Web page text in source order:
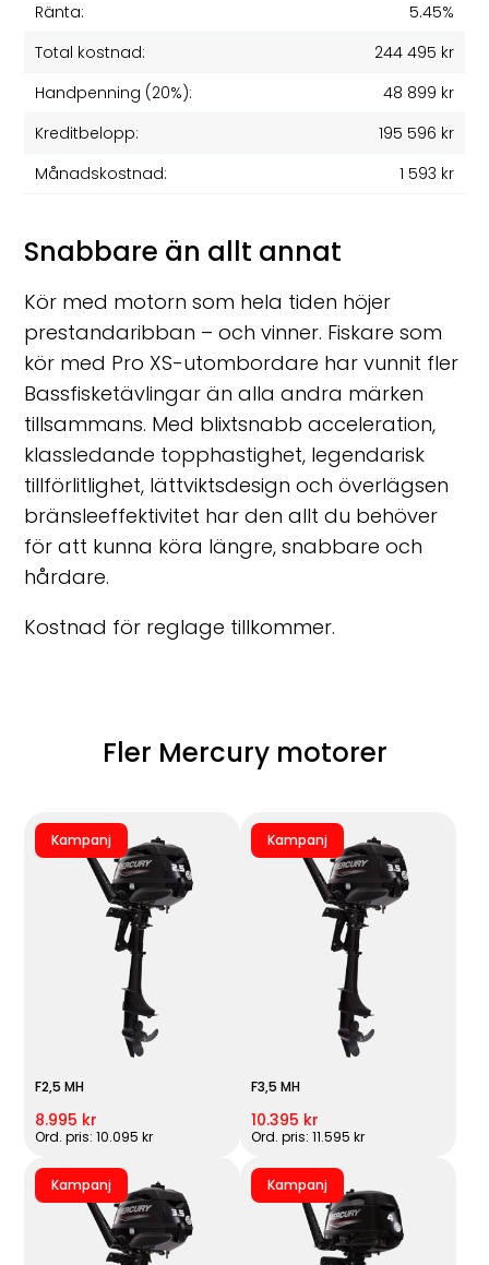
Ränta:
5.45%
Total kostnad:
244 495 kr
Handpenning (20%):
48 899 kr
Kreditbelopp:
195 596 kr
Månadskostnad:
1 593 kr
Snabbare än allt annat
Kör med motorn som hela tiden höjer
prestandaribban – och vinner. Fiskare som
kör med Pro XS-utombordare har vunnit fler
Bassfisketävlingar än alla andra märken
tillsammans. Med blixtsnabb acceleration,
klassledande topphastighet, legendarisk
tillförlitlighet, lättviktsdesign och överlägsen
bränsleeffektivitet har den allt du behöver
för att kunna köra längre, snabbare och
hårdare.
Kostnad för reglage tillkommer.
Fler Mercury motorer
Kampanj
F2,5 MH
8.995 kr
Ord. pris: 10.095 kr
Kampanj
F3,5 MH
10.395 kr
Ord. pris: 11.595 kr
Kampanj Kampanj